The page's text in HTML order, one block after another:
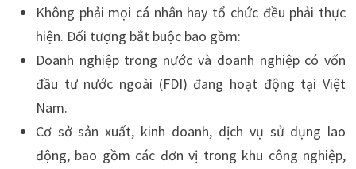
Không phải mọi cá nhân hay tổ chức đều phải thực
hiện. Đối tượng bắt buộc bao gồm:
Doanh nghiệp trong nước và doanh nghiệp có vốn
đầu tư nước ngoài (FDI) đang hoạt động tại Việt
Nam.
Cơ sở sản xuất, kinh doanh, dịch vụ sử dụng lao
động, bao gồm các đơn vị trong khu công nghiệp,